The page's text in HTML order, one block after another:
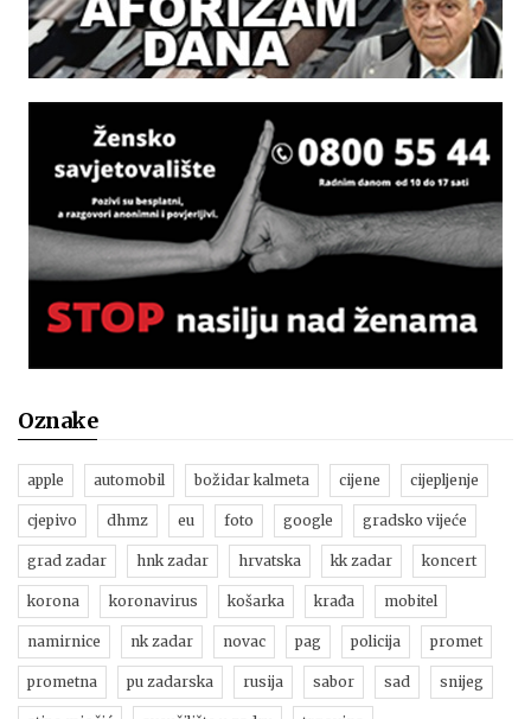
Oznake
apple automobil božidar kalmeta cijene cijepljenje
cjepivo dhmz eu foto google gradsko vijeće
grad zadar hnk zadar hrvatska kk zadar koncert
korona koronavirus košarka krađa mobitel
namirnice nk zadar novac pag policija promet
prometna pu zadarska rusija sabor sad snijeg